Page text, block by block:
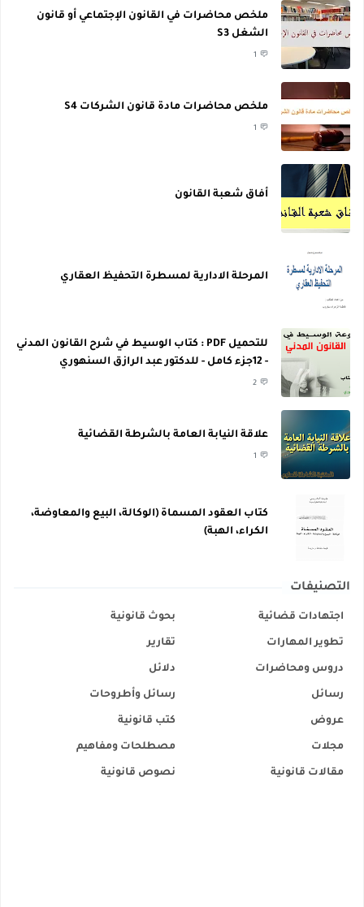
ملخص محاضرات في القانون الإجتماعي أو قانون
الشغل S3
1
ملخص محاضرات مادة قانون الشركات S4
1
أفاق شعبة القانون
المرحلة الادارية لمسطرة التحفيظ العقاري
للتحميل PDF : كتاب الوسيط في شرح القانون المدني
- 12جزء كامل - للدكتور عبد الرازق السنهوري
2
علاقة النيابة العامة بالشرطة القضائية
1
كتاب العقود المسماة (الوكالة، البيع والمعاوضة،
الكراء، الهبة)
التصنيفات
اجتهادات قضائية بحوث قانونية
تطوير المهارات تقارير
دروس ومحاضرات دلائل
رسائل رسائل وأطروحات
عروض كتب قانونية
مجلات مصطلحات ومفاهيم
مقالات قانونية نصوص قانونية